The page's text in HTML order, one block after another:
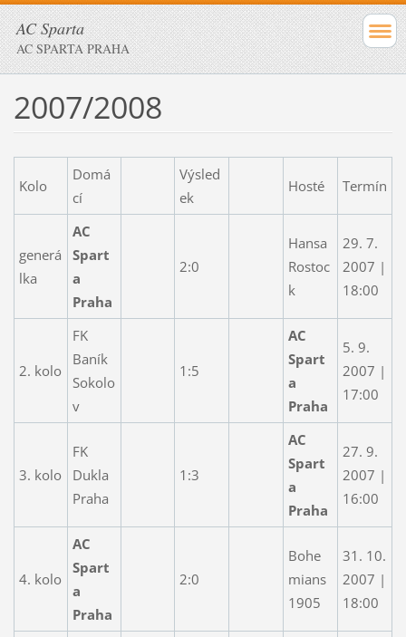
AC Sparta
AC SPARTA PRAHA
2007/2008
Kolo
Domá
cí
Výsled
ek
Hosté Termín
generá
lka
AC
Spart
a
Praha
2:0
Hansa
Rostoc
k
29. 7.
2007 |
18:00
2. kolo
FK
Baník
Sokolo
v
1:5
AC
Spart
a
Praha
5. 9.
2007 |
17:00
3. kolo
FK
Dukla
Praha
1:3
AC
Spart
a
Praha
27. 9.
2007 |
16:00
4. kolo
AC
Spart
a
Praha
2:0
Bohe
mians
1905
31. 10.
2007 |
18:00